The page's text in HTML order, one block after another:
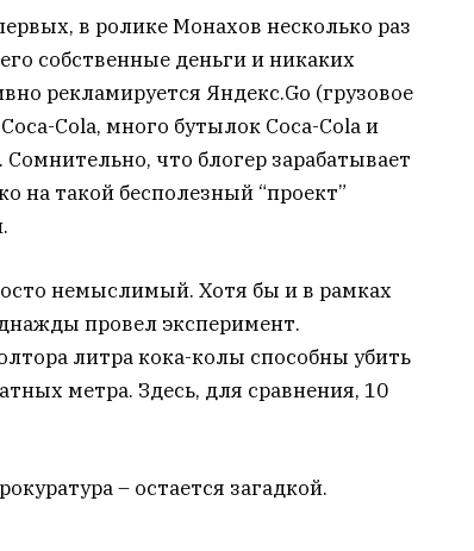
в ролике Монахов несколько раз
собственные деньги и никаких
рекламируется Яндекс.Go (грузовое
Cola, много бутылок Coca-Cola и
что блогер зарабатывает
на такой бесполезный “проект”
немыслимый. Хотя бы и в рамках
провел эксперимент.
литра кока-колы способны убить
метра. Здесь, для сравнения, 10
– остается загадкой.